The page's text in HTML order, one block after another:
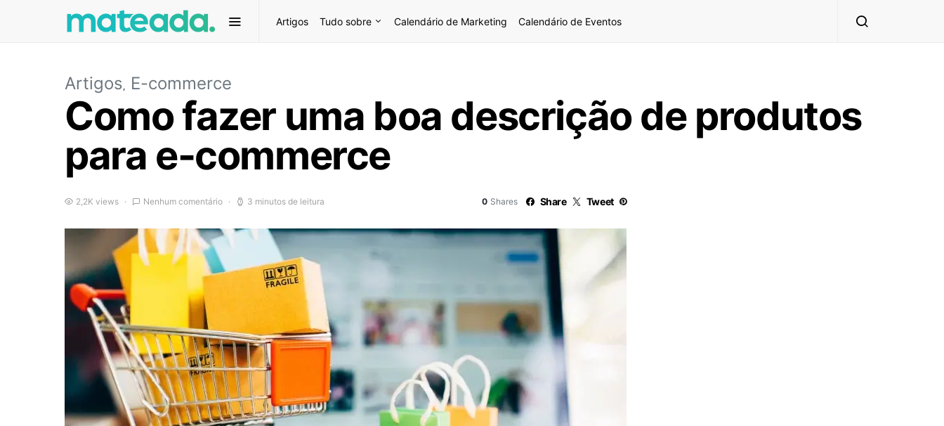
Artigos Tudo sobre Calendário de Marketing Calendário de Eventos
Artigos E-commerce
Como fazer uma boa descrição de produtos
para e-commerce
2,2K views Nenhum comentário 3 minutos de leitura 0 Shares Share Tweet